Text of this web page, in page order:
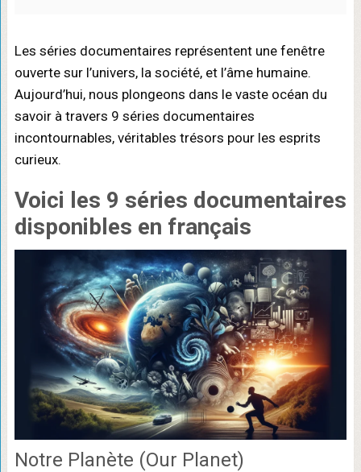
Les séries documentaires représentent une fenêtre
ouverte sur l’univers, la société, et l’âme humaine.
Aujourd’hui, nous plongeons dans le vaste océan du
savoir à travers 9 séries documentaires
incontournables, véritables trésors pour les esprits
curieux.
Voici les 9 séries documentaires
disponibles en français
Notre Planète (Our Planet)